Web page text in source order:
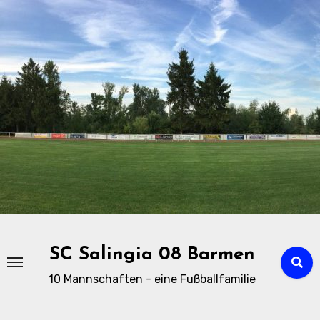
Zu
Inhalten
springen
SC Salingia 08 Barmen
10 Mannschaften - eine Fußballfamilie